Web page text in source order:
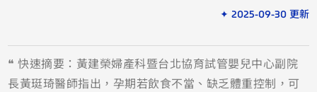
✦ 2025-09-30 更新
❝ 快速摘要：黃建榮婦產科暨台北協育試管嬰兒中心副院
長黃珽琦醫師指出，孕期若飲食不當、缺乏體重控制，可